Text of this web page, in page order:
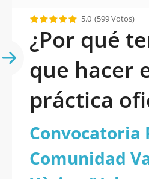
5.0 (599 Votos)
¿Por qué
que hacer
práctica
Convocatoria
Comunidad